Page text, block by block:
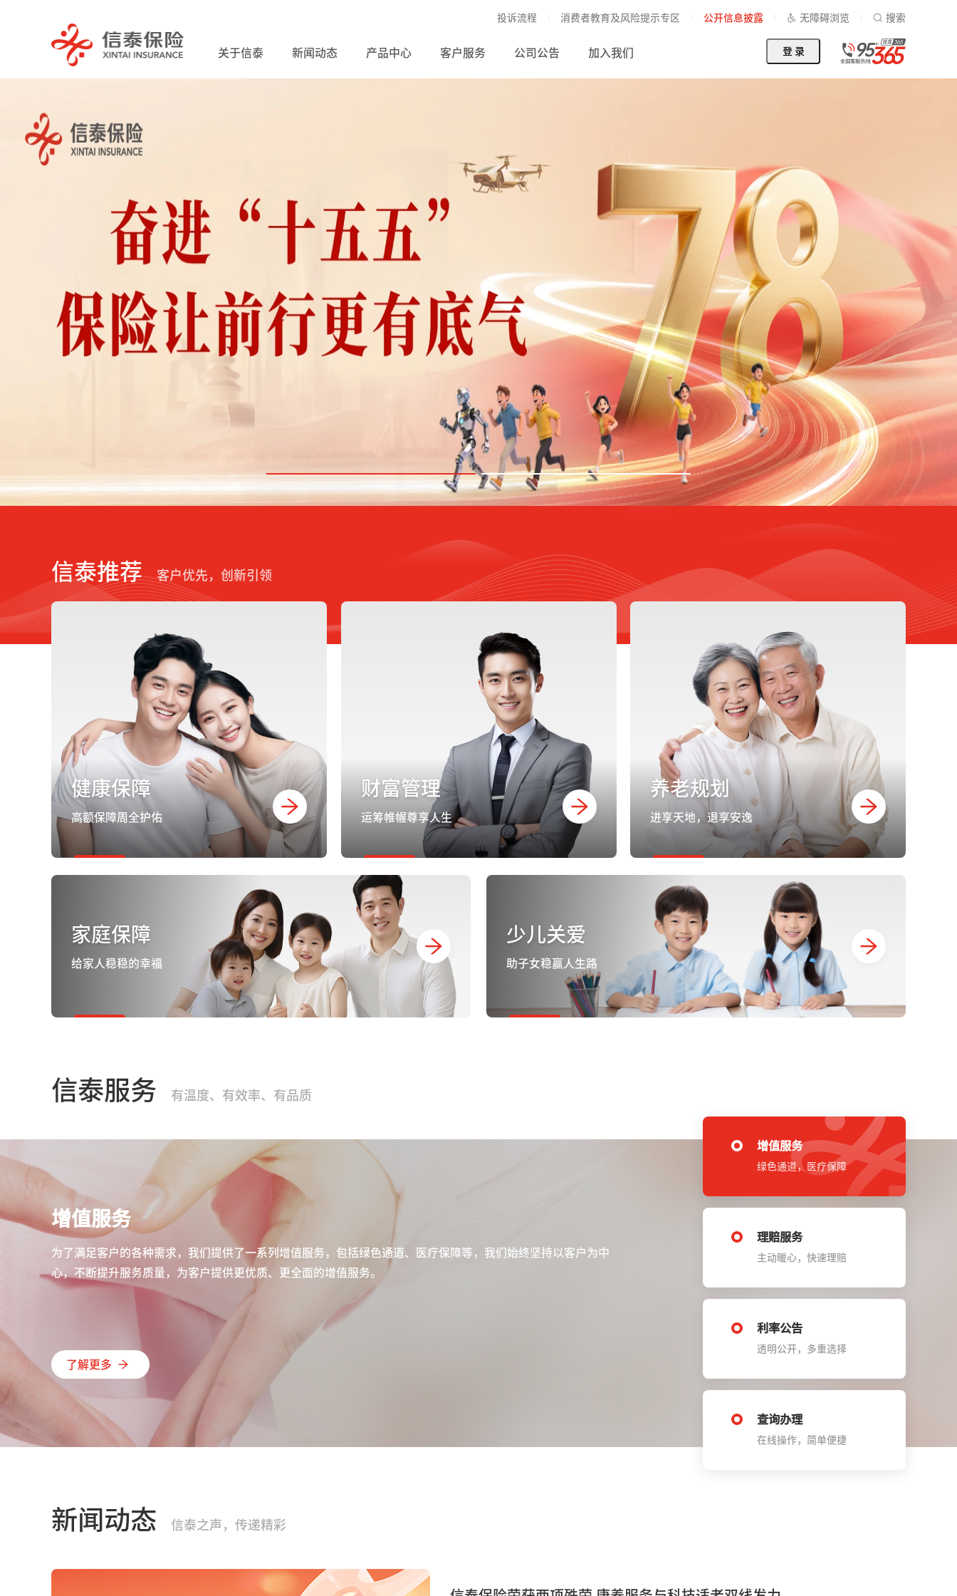
投诉流程 消费者教育及风险提示专区 公开信息披露 无障碍浏览 搜索
关于信泰 新闻动态 产品中心 客户服务 公司公告 加入我们 登 录
信泰推荐 客户优先，创新引领
健康保障
高额保障周全护佑
财富管理
运筹帷幄尊享人生
养老规划
进享天地，退享安逸
家庭保障
给家人稳稳的幸福
少儿关爱
助子女稳赢人生路
信泰服务 有温度、有效率、有品质
增值服务
为了满足客户的各种需求，我们提供了一系列增值服务，包括绿色通道、医疗保障等，我们始终坚持以客户为中
心，不断提升服务质量，为客户提供更优质、更全面的增值服务。
了解更多
增值服务
绿色通道，医疗保障
理赔服务
主动暖心，快速理赔
利率公告
透明公开，多重选择
查询办理
在线操作，简单便捷
新闻动态 信泰之声，传递精彩